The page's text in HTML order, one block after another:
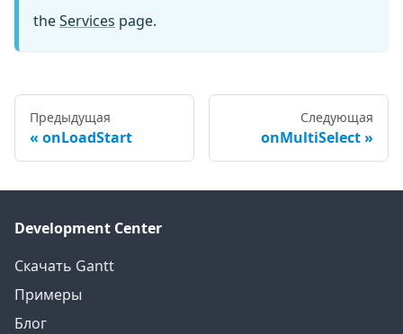
theServices page.
Предыдущая
onLoadStart
Следующая
onMultiSelect
Development Center
Скачать Gantt
Примеры
Блог